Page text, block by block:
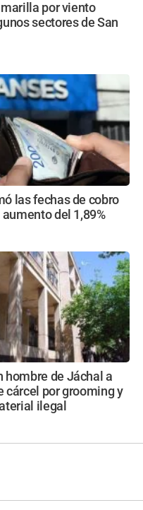
por viento
sectores de San
las fechas de cobro
del 1,89%
hombre de Jáchal a
cárcel por grooming y
ilegal